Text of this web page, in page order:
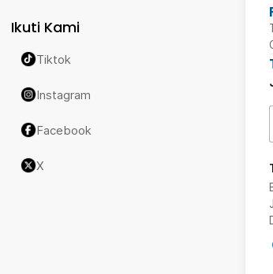
Ikuti Kami
Tiktok
Instagram
Facebook
X